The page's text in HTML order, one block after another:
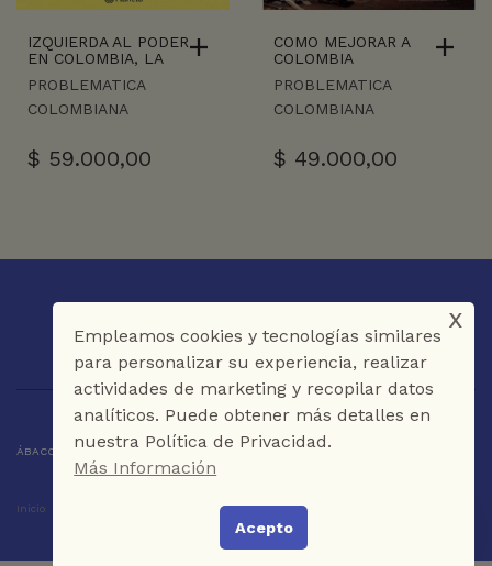
IZQUIERDA AL PODER
EN COLOMBIA, LA
PROBLEMATICA
COLOMBIANA
$ 59.000,00
COMO MEJORAR A
COLOMBIA
PROBLEMATICA
COLOMBIANA
$ 49.000,00
ÁBACO LIBROS Y CAFÉ © 2025 CARTAGENA DE INDIAS - COLOMBIA
Inicio Galería Café
Empleamos cookies y tecnologías similares
para personalizar su experiencia, realizar
actividades de marketing y recopilar datos
analíticos. Puede obtener más detalles en
nuestra Política de Privacidad.
Más Información
Acepto
x